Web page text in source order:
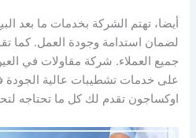
أيضا، تهتم الشركة بخدمات ما بعد
لضمان استدامة وجودة العمل. كما
جميع العملاء. شركة مقاولات في
على خدمات تشطيبات عالية الجودة
اوكساجون تقدم لك كل ما تحتاجه